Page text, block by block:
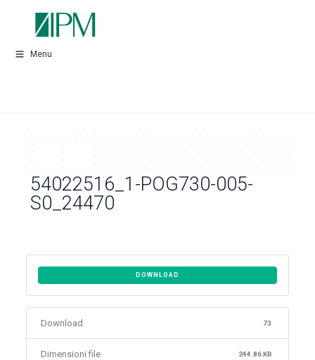
Menu
54022516_1-POG730-005-
S0_24470
DOWNLOAD
Download 73
Dimensioni file 244.86 KB